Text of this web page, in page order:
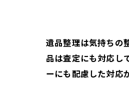
遺品整理は気持ちの
品は査定にも対応し
ーにも配慮した対応